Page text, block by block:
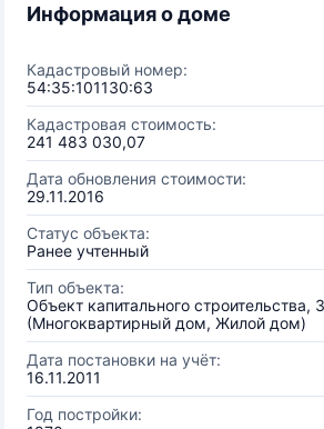
Информация о доме
Кадастровый номер:
54:35:101130:63
Кадастровая стоимость:
241 483 030,07
Дата обновления стоимости:
29.11.2016
Статус объекта:
Ранее учтенный
Тип объекта:
Объект капитального строительства,
(Многоквартирный дом, Жилой дом)
Дата постановки на учёт:
16.11.2011
Год постройки: